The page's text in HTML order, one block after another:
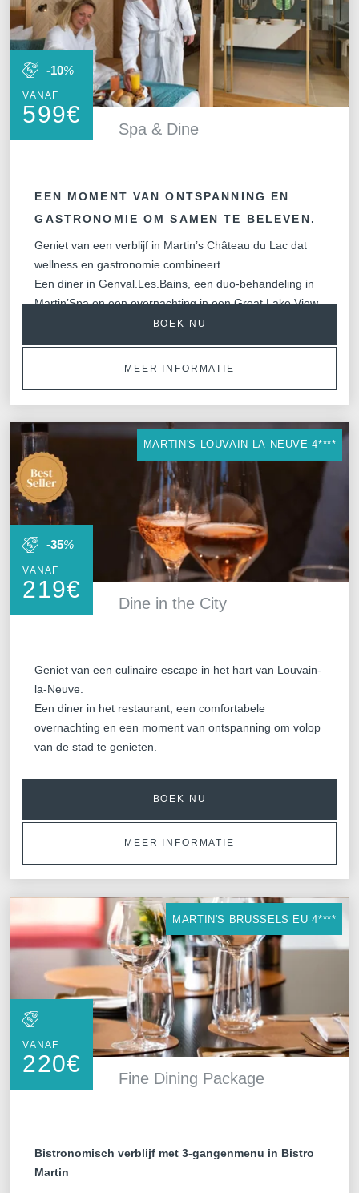
Spa & Dine
VANAF
599€
-10%
EEN MOMENT VAN ONTSPANNING EN
GASTRONOMIE OM SAMEN TE BELEVEN.
Geniet van een verblijf in Martin’s Château du Lac dat
wellness en gastronomie combineert.
Een diner in Genval.Les.Bains, een duo-behandeling in
Martin’Spa en een overnachting in een Great Lake View
kamer met ontbijt inbegrepen.
BOEK NU
MEER INFORMATIE
Dine in the City
VANAF
219€
-35%
MARTIN'S LOUVAIN-LA-NEUVE 4****
Geniet van een culinaire escape in het hart van Louvain-
la-Neuve.
Een diner in het restaurant, een comfortabele
overnachting en een moment van ontspanning om volop
van de stad te genieten.
BOEK NU
MEER INFORMATIE
Fine Dining Package
VANAF
220€
MARTIN'S BRUSSELS EU 4****
Bistronomisch verblijf met 3-gangenmenu in Bistro
Martin